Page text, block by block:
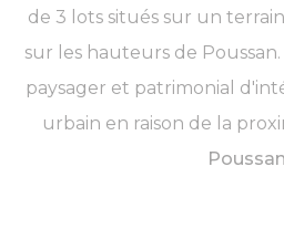
de 3 lots situés sur un
sur les hauteurs de
paysager et patrimonial
urbain en raison de la
Poussan